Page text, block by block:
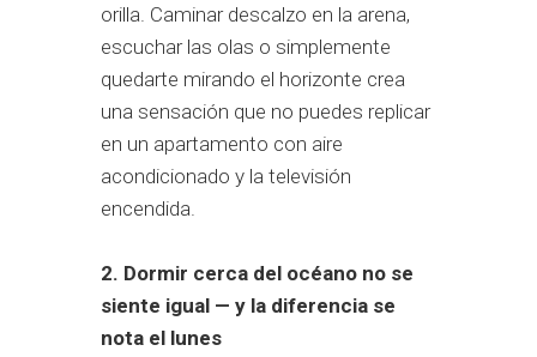
orilla. Caminar descalzo en la arena,
escuchar las olas o simplemente
quedarte mirando el horizonte crea
una sensación que no puedes replicar
en un apartamento con aire
acondicionado y la televisión
encendida.
2. Dormir cerca del océano no se
siente igual — y la diferencia se
nota el lunes